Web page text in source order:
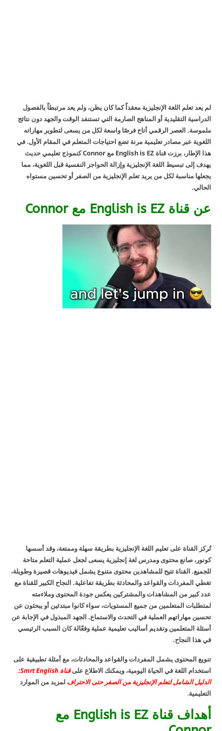
لم يعد تعلم اللغة الإنجليزية معقداً كما كان يظن، ولم يعد مرتبطاً بالفصول
الدراسية التقليدية أو المناهج الصارمة التي تستنفد الوقت والجهد دون نتائج
ملموسة. العصر الرقمي أتاح فرصًا واسعة لكل من يسعى لتطوير مهاراته
اللغوية عبر مصادر تعليمية مرنة تضع احتياجات المتعلم في المقام الأول. في
هذا الإطار، برزت قناة English is EZ مع Connor كنموذج تعليمي حديث
يهدف إلى تبسيط اللغة الإنجليزية وإزالة الحواجز النفسية قبل اللغوية، مما
يجعلها مناسبة لكل من يريد تعلم الإنجليزية من الصفر أو تحسين مستواه
الحالي.
عن قناة English is EZ مع Connor
تُركز القناة على تعليم اللغة الإنجليزية بطريقة سهلة وممتعة، وقد أسسها
كونور، صانع محتوى ومدرس لغة إنجليزية يسعى لجعل عملية التعلم متاحة
للجميع. القناة تتيح للمشاهدين محتوى متنوع يشمل فيديوهات قصيرة وطويلة،
تغطي المفردات والقواعد والمحادثة بطريقة تفاعلية. النجاح الكبير للقناة مع
عدد كبير من المشاهدات والمشتركين يعكس جودة المحتوى وملاءمته
لمتطلبات المتعلمين من جميع المستويات، سواء كانوا مبتدئين أو يبحثون عن
تحسين مهاراتهم العملية في التحدث والاستماع. الجهد المبذول في الإجابة عن
أسئلة المتعلمين وتقديم أساليب تعليمية عملية وفعّالة كان السبب الرئيسي
في هذا النجاح.
تنويع المحتوى يشمل المفردات والقواعد والمحادثات، مع أمثلة تطبيقية على
استخدام اللغة في الحياة اليومية، ويمكنك الاطلاع على
قناة Smrt English:
الدليل الشامل لتعلم الإنجليزية من الصفر حتى الاحتراف لمزيد من الموارد
التعليمية.
أهداف قناة English is EZ مع